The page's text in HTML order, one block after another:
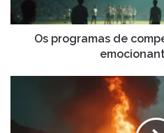
TV
Os programas de
de